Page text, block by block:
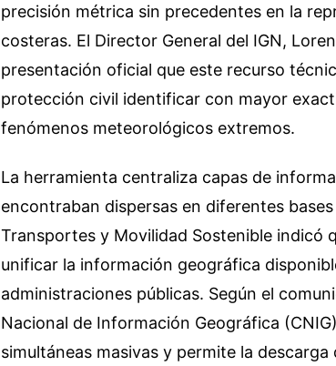
precisión métrica sin precedentes en la
costeras. El Director General del IGN,
presentación oficial que este recurso
protección civil identificar con mayor
fenómenos meteorológicos extremos.
La herramienta centraliza capas de
encontraban dispersas en diferentes
Transportes y Movilidad Sostenible indicó
unificar la información geográfica
administraciones públicas. Según el
Nacional de Información Geográfica
simultáneas masivas y permite la